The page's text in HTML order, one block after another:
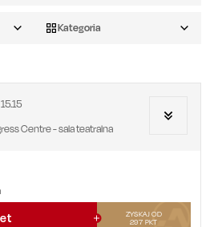
Kategoria
15.15
Centre - sala teatralna
ZYSKAJ OD
297 PKT